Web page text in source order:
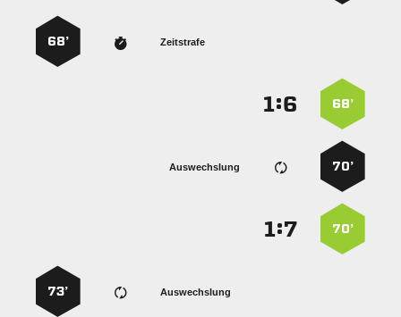
Zeitstrafe
68’
68’
:
70’
Auswechslung
70’
:
Auswechslung
73’